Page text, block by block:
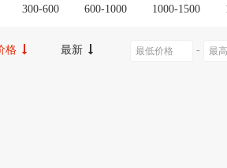
300-600 600-1000 1000-1500
格 最新 -